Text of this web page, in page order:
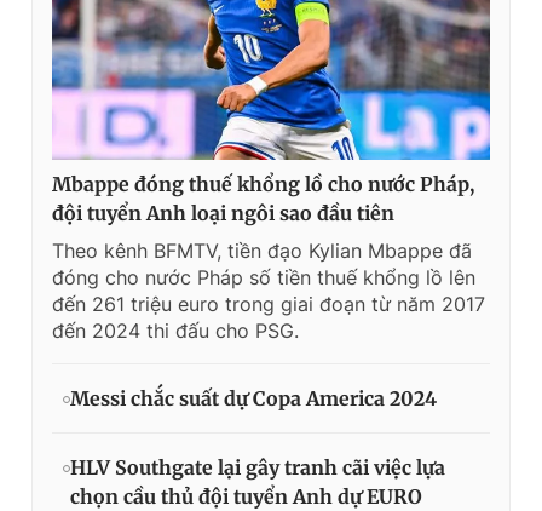
Mbappe đóng thuế khổng lồ cho nước Pháp,
đội tuyển Anh loại ngôi sao đầu tiên
Theo kênh BFMTV, tiền đạo Kylian Mbappe đã
đóng cho nước Pháp số tiền thuế khổng lồ lên
đến 261 triệu euro trong giai đoạn từ năm 2017
đến 2024 thi đấu cho PSG.
Messi chắc suất dự Copa America 2024
HLV Southgate lại gây tranh cãi việc lựa
chọn cầu thủ đội tuyển Anh dự EURO